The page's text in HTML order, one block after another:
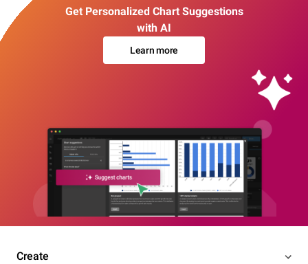
Get Personalized Chart Suggestions
with AI
Learn more
Create